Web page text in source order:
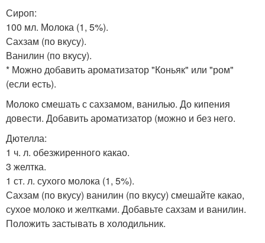
Сироп:
100 мл. Молока (1, 5%).
Сахзам (по вкусу).
Ванилин (по вкусу).
* Можно добавить ароматизатор "Коньяк" или "ром"
(если есть).
Молоко смешать с сахзамом, ванилью. До кипения
довести. Добавить ароматизатор (можно и без него.
Дютелла:
1 ч. л. обезжиренного какао.
3 желтка.
1 ст. л. сухого молока (1, 5%).
Сахзам (по вкусу) ванилин (по вкусу) смешайте какао,
сухое молоко и желтками. Добавьте сахзам и ванилин.
Положить застывать в холодильник.